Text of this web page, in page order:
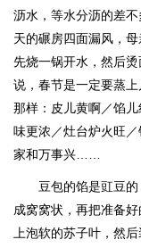
沥水，等水分沥的差
天的碾房四面漏风，
先烧一锅开水，然后
说，春节是一定要蒸
那样：皮儿黄啊／馅
味更浓／灶台炉火旺
家和万事兴……
豆包的馅是豇豆
成窝窝状，再把准备
上泡软的苏子叶，然